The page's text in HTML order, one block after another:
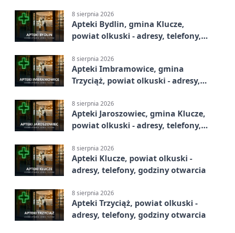
8 sierpnia 2026
Apteki Bydlin, gmina Klucze,
powiat olkuski - adresy, telefony,
8 sierpnia 2026
Apteki Imbramowice, gmina
Trzyciąż, powiat olkuski - adresy,
8 sierpnia 2026
Apteki Jaroszowiec, gmina Klucze,
powiat olkuski - adresy, telefony,
8 sierpnia 2026
Apteki Klucze, powiat olkuski -
adresy, telefony, godziny otwarcia
8 sierpnia 2026
Apteki Trzyciąż, powiat olkuski -
adresy, telefony, godziny otwarcia